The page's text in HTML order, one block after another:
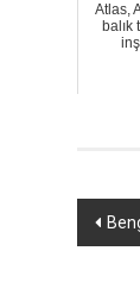
Atlas,
balık
Yazı